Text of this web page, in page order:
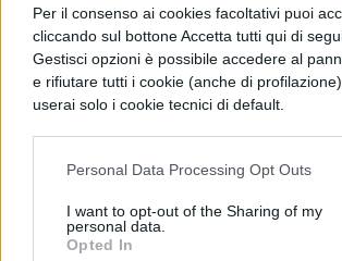
Per il consenso ai cookies facoltativi puoi
cliccando sul bottone Accetta tutti qui di
Gestisci opzioni è possibile accedere al
e rifiutare tutti i cookie (anche di
userai solo i cookie tecnici di default.
Personal Data Processing Opt Outs
I want to opt-out of the Sharing of my
personal data.
Opted In
insanguinata per l'uccisione di
onesto e innocente! Ma
è il
caso che io torni tanto
memoria: poco tempo fa è
nel tempio di Castore un servo
inviato dal suo padrone per